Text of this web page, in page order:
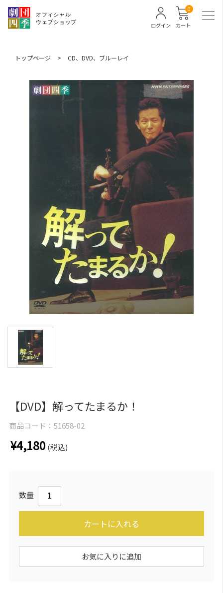
カート
0
ログイン
トップページ > CD、DVD、ブルーレイ
【DVD】解ってたまるか！
商品コード： 51658-02
¥4,180 (税込)
数量
カートに入れる
お気に入りに追加